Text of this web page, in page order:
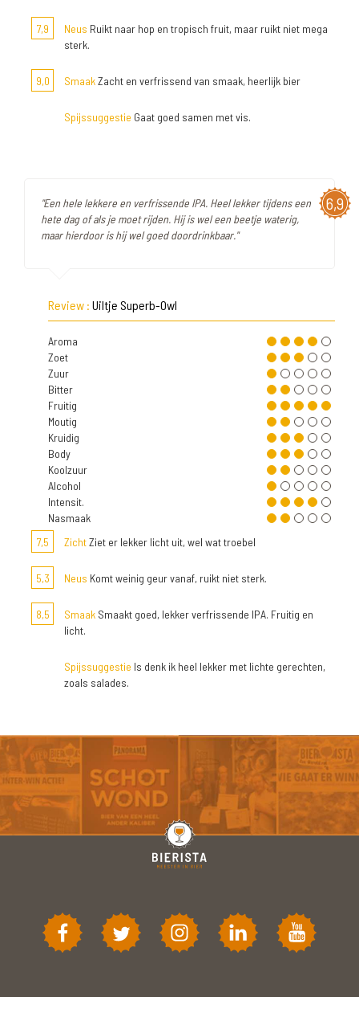
7,9 Neus Ruikt naar hop en tropisch fruit, maar ruikt niet mega
sterk.
9,0 SmaakZacht en verfrissend van smaak, heerlijk bier
Spijssuggestie Gaat goed samen met vis.
6,9
"Een hele lekkere en verfrissende IPA. Heel lekker tijdens een
hete dag of als je moet rijden. Hij is wel een beetje waterig,
maar hierdoor is hij wel goed doordrinkbaar."
Review : Uiltje Superb-Owl
Aroma
Zoet
Zuur
Bitter
Fruitig
Moutig
Kruidig
Body
Koolzuur
Alcohol
Intensit.
Nasmaak
7,5
ZichtZiet er lekker licht uit, wel wat troebel
5,3 Neus Komt weinig geur vanaf, ruikt niet sterk.
8,5 Smaak Smaakt goed, lekker verfrissende IPA. Fruitig en
licht.
Spijssuggestie Is denk ik heel lekker met lichte gerechten,
zoals salades.